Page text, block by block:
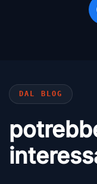
DAL BLOG